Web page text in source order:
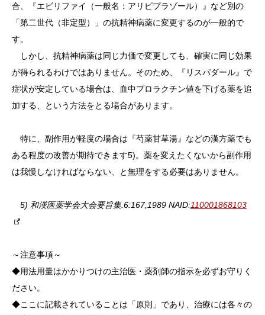
合、『エビリファイ（一般名：アリピプラゾール）』など別の
「第二世代（非定型）」の抗精神病薬に変更するのが一般的で
す。
しかし、抗精神病薬は同じ力価で変更しても、確実に同じ効果
が得られるわけではありません。そのため、『リスパダール』で
症状が安定している場合は、血中プロラクチン値を下げる薬を追
加する、という方法をとる場合があります。
特に、副作用が軽度の場合は『芍薬甘草湯』などの漢方薬でも
ある程度の改善が期待できます5)。薬を変えたくないから副作用
は我慢しなければならない、と無理をする必要はありません。
5) 和漢医薬学会大会要旨集.6:167,1989 NAID:110001868103
～注意事項～
◆用法用量はかかりつけの主治医・薬剤師の指示を必ずお守りく
ださい。
◆ここに記載されていることは「原則」であり、治療には各々の